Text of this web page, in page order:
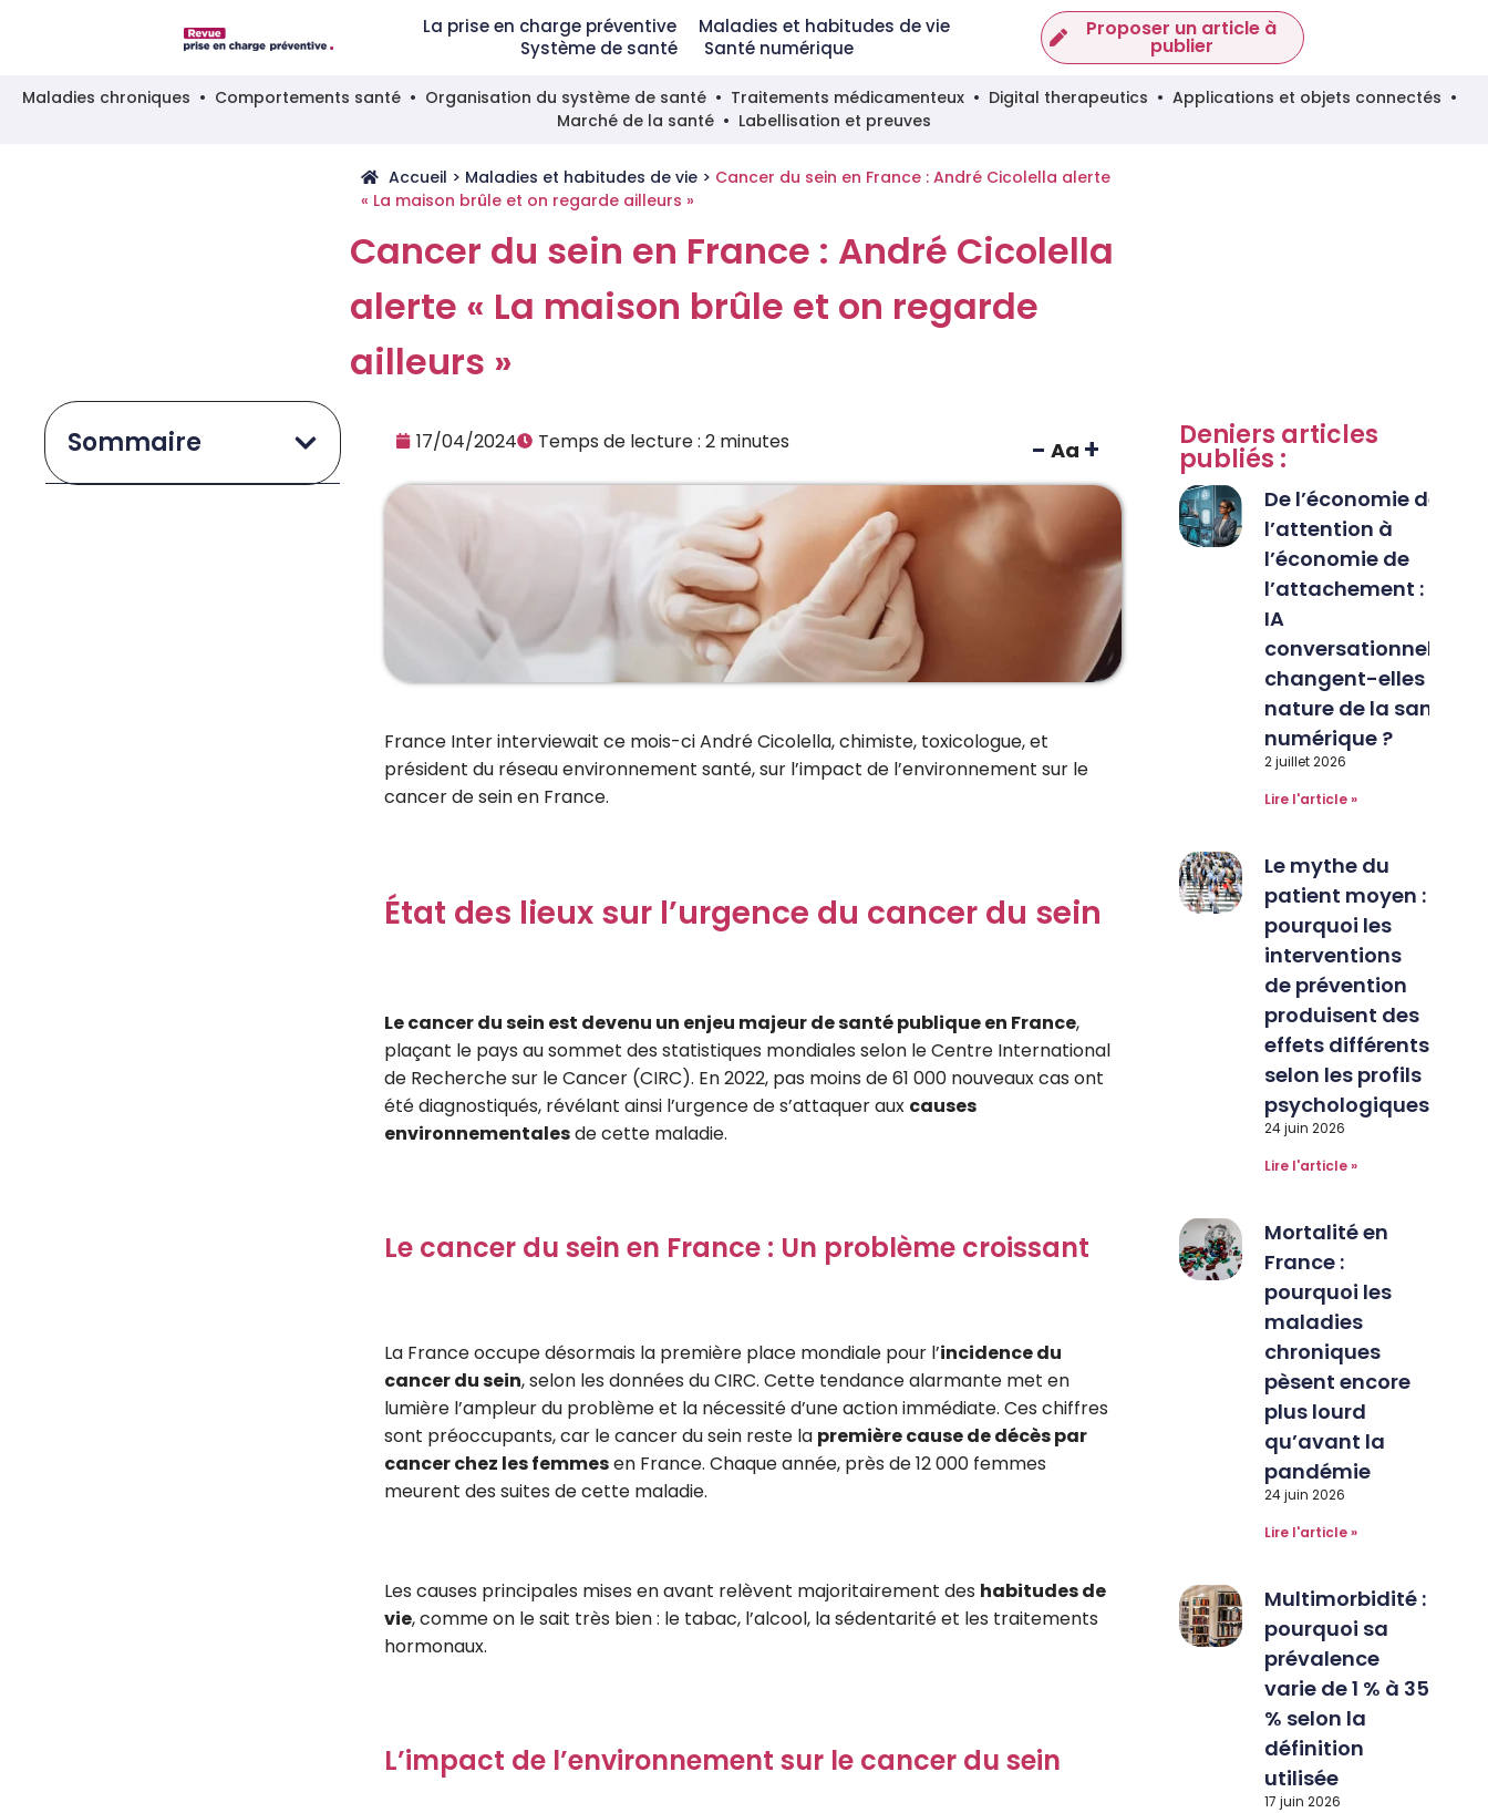
La prise en charge préventive
Maladies et habitudes de vie
Système de santé
Santé numérique
Proposer un article à
publier
Maladies chroniques Comportements santé Organisation du système de santé Traitements médicamenteux Digital therapeutics
Applications et objets connectés
Marché de la santé
Labellisation et preuves
Accueil > Maladies et habitudes de vie > Cancer du sein en France : André Cicolella alerte
« La maison brûle et on regarde ailleurs »
Cancer du sein en France : André Cicolella
alerte « La maison brûle et on regarde
ailleurs »
Sommaire 17/04/2024 Temps de lecture : 2 minutes - Aa +
France Inter interviewait ce mois-ci André Cicolella, chimiste, toxicologue, et
président du réseau environnement santé, sur l’impact de l’environnement sur le
cancer de sein en France.
État des lieux sur l’urgence du cancer du sein
Le cancer du sein est devenu un enjeu majeur de santé publique en France,
plaçant le pays au sommet des statistiques mondiales selon le Centre International
de Recherche sur le Cancer (CIRC). En 2022, pas moins de 61 000 nouveaux cas ont
été diagnostiqués, révélant ainsi l’urgence de s’attaquer aux causes
environnementalesde cette maladie.
Le cancer du sein en France : Un problème croissant
La France occupe désormais la première place mondiale pour l’incidence du
cancer du sein, selon les données du CIRC. Cette tendance alarmante met en
lumière l’ampleur du problème et la nécessité d’une action immédiate. Ces chiffres
sont préoccupants, car le cancer du sein reste la première cause de décès par
cancer chez les femmesen France. Chaque année, près de 12 000 femmes
meurent des suites de cette maladie.
Les causes principales mises en avant relèvent majoritairement des habitudes de
vie, comme on le sait très bien : le tabac, l’alcool, la sédentarité et les traitements
hormonaux.
L’impact de l’environnement sur le cancer du sein
Deniers articles
publiés :
De l’économie de
l’attention à
l’économie de
l’attachement : les
IA
conversationnelles
changent-elles la
nature de la santé
numérique ?
2 juillet 2026
Lire l'article »
Le mythe du
patient moyen :
pourquoi les
interventions
de prévention
produisent des
effets différents
selon les profils
psychologiques
24 juin 2026
Lire l'article »
Mortalité en
France :
pourquoi les
maladies
chroniques
pèsent encore
plus lourd
qu’avant la
pandémie
24 juin 2026
Lire l'article »
Multimorbidité :
pourquoi sa
prévalence
varie de 1 % à 35
% selon la
définition
utilisée
17 juin 2026